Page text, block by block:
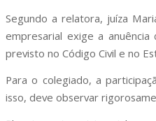
Segundo a relatora, juíza
empresarial exige a
previsto no Código Civil e no
Para o colegiado, a
isso, deve observar